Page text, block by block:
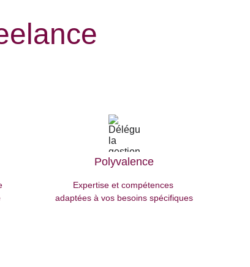
Polyvalence
Expertise et compétences
adaptées à vos besoins spécifiques